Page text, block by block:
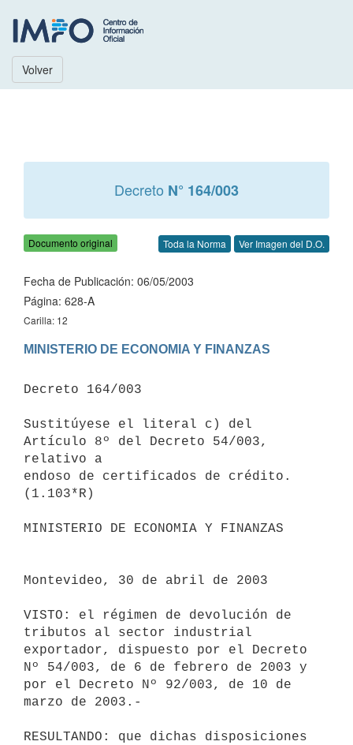
Volver
Decreto N° 164/003
Documento original Toda la Norma Ver Imagen del D.O.
Fecha de Publicación: 06/05/2003
Página: 628-A
Carilla: 12
MINISTERIO DE ECONOMIA Y FINANZAS
Decreto 164/003
Sustitúyese el literal c) del
Artículo 8º del Decreto 54/003,
relativo a
endoso de certificados de crédito.
(1.103*R)
MINISTERIO DE ECONOMIA Y FINANZAS
Montevideo, 30 de abril de 2003
VISTO: el régimen de devolución de
tributos al sector industrial
exportador, dispuesto por el Decreto
Nº 54/003, de 6 de febrero de 2003 y
por el Decreto Nº 92/003, de 10 de
marzo de 2003.-
RESULTANDO: que dichas disposiciones